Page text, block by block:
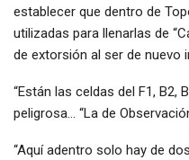
establecer que dentro de
utilizadas para llenarlas de
de extorsión al ser de nuevo
“Están las celdas del F1, B2,
peligrosa… “La de
“Aquí adentro solo hay de